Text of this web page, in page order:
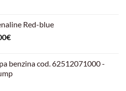
Red-blue
€Il
è:
540,00€.
benzina cod. 62512071000 -